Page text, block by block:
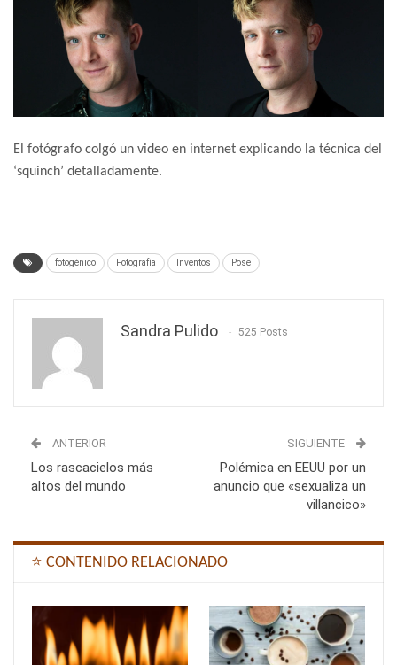
El fotógrafo colgó un video en internet explicando la técnica del
‘squinch’ detalladamente.
fotogénico Fotografía Inventos Pose
Sandra Pulido 525 Posts
ANTERIOR
Los rascacielos más
altos del mundo
SIGUIENTE
Polémica en EEUU por un
anuncio que «sexualiza un
villancico»
⭐ CONTENIDO RELACIONADO